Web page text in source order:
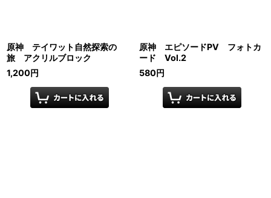
原神 テイワット自然探索の
旅 アクリルブロック
1,200円
原神 エピソードPV フォトカ
ード Vol.2
580円